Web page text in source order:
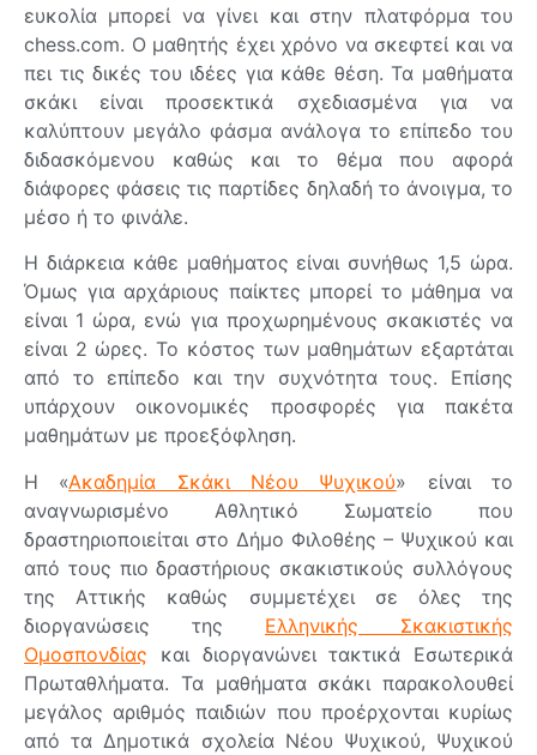
ευκολία μπορεί να γίνει και στην πλατφόρμα του
chess.com. Ο μαθητής έχει χρόνο να σκεφτεί και να
πει τις δικές του ιδέες για κάθε θέση. Τα μαθήματα
σκάκι είναι προσεκτικά σχεδιασμένα για να
καλύπτουν μεγάλο φάσμα ανάλογα το επίπεδο του
διδασκόμενου καθώς και το θέμα που αφορά
διάφορες φάσεις τις παρτίδες δηλαδή το άνοιγμα, το
μέσο ή το φινάλε.
Η διάρκεια κάθε μαθήματος είναι συνήθως 1,5 ώρα.
Όμως για αρχάριους παίκτες μπορεί το μάθημα να
είναι 1 ώρα, ενώ για προχωρημένους σκακιστές να
είναι 2 ώρες. Το κόστος των μαθημάτων εξαρτάται
από το επίπεδο και την συχνότητα τους. Επίσης
υπάρχουν οικονομικές προσφορές για πακέτα
μαθημάτων με προεξόφληση.
Η «Ακαδημία Σκάκι Νέου Ψυχικού» είναι το
αναγνωρισμένο Αθλητικό Σωματείο που
δραστηριοποιείται στο Δήμο Φιλοθέης – Ψυχικού και
από τους πιο δραστήριους σκακιστικούς συλλόγους
της Αττικής καθώς συμμετέχει σε όλες της
διοργανώσεις της Ελληνικής Σκακιστικής
Ομοσπονδίας
και διοργανώνει τακτικά Εσωτερικά
Πρωταθλήματα. Τα μαθήματα σκάκι παρακολουθεί
μεγάλος αριθμός παιδιών που προέρχονται κυρίως
από τα Δημοτικά σχολεία Νέου Ψυχικού, Ψυχικού